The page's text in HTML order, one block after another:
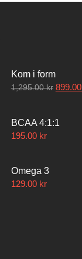
Kom i form
1,295.00kr 899.00
BCAA 4:1:1
195.00 kr
Omega 3
129.00 kr